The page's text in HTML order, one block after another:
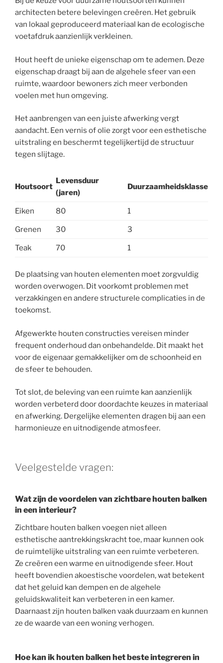
architecten betere belevingen creëren. Het gebruik
van lokaal geproduceerd materiaal kan de ecologische
voetafdruk aanzienlijk verkleinen.
Hout heeft de unieke eigenschap om te ademen. Deze
eigenschap draagt bij aan de algehele sfeer van een
ruimte, waardoor bewoners zich meer verbonden
voelen met hun omgeving.
Het aanbrengen van een juiste afwerking vergt
aandacht. Een vernis of olie zorgt voor een esthetische
uitstraling en beschermt tegelijkertijd de structuur
tegen slijtage.
Houtsoort
Levensduur
(jaren)
Duurzaamheidsklasse
Eiken 80 1
Grenen 30 3
Teak 70 1
De plaatsing van houten elementen moet zorgvuldig
worden overwogen. Dit voorkomt problemen met
verzakkingen en andere structurele complicaties in de
toekomst.
Afgewerkte houten constructies vereisen minder
frequent onderhoud dan onbehandelde. Dit maakt het
voor de eigenaar gemakkelijker om de schoonheid en
de sfeer te behouden.
Tot slot, de beleving van een ruimte kan aanzienlijk
worden verbeterd door doordachte keuzes in materiaal
en afwerking. Dergelijke elementen dragen bij aan een
harmonieuze en uitnodigende atmosfeer.
Veelgestelde vragen:
Wat zijn de voordelen van zichtbare houten balken
in een interieur?
Zichtbare houten balken voegen niet alleen
esthetische aantrekkingskracht toe, maar kunnen ook
de ruimtelijke uitstraling van een ruimte verbeteren.
Ze creëren een warme en uitnodigende sfeer. Hout
heeft bovendien akoestische voordelen, wat betekent
dat het geluid kan dempen en de algehele
geluidskwaliteit kan verbeteren in een kamer.
Daarnaast zijn houten balken vaak duurzaam en kunnen
ze de waarde van een woning verhogen.
Hoe kan ik houten balken het beste integreren in